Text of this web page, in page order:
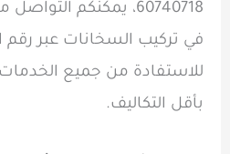
60740718، يمكنكم
في تركيب السخانات عبر رقم
للاستفادة من جميع
بأقل التكاليف.